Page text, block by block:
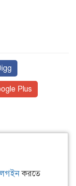
Plus
লগইনকরতে